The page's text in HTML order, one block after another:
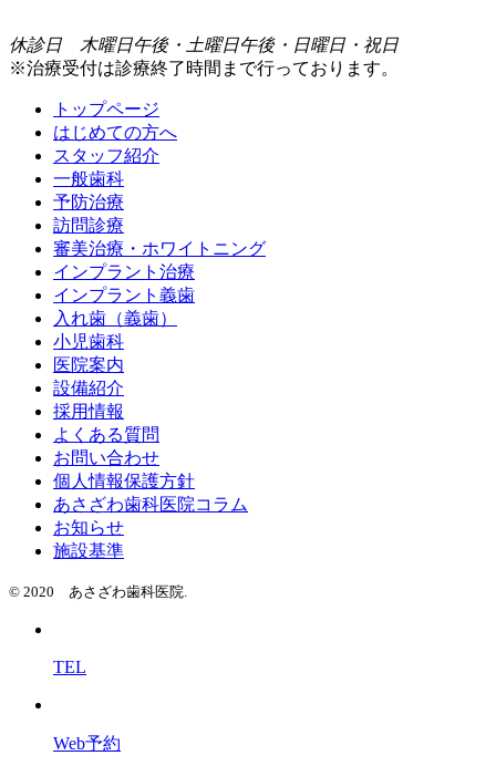
休診日 木曜日午後・土曜日午後・日曜日・祝日
※治療受付は診療終了時間まで行っております。
トップページ
はじめての方へ
スタッフ紹介
一般歯科
予防治療
訪問診療
審美治療・ホワイトニング
インプラント治療
インプラント義歯
入れ歯（義歯）
小児歯科
医院案内
設備紹介
採用情報
よくある質問
お問い合わせ
個人情報保護方針
あさざわ歯科医院コラム
お知らせ
施設基準
© 2020 あさざわ歯科医院.
TEL
Web予約